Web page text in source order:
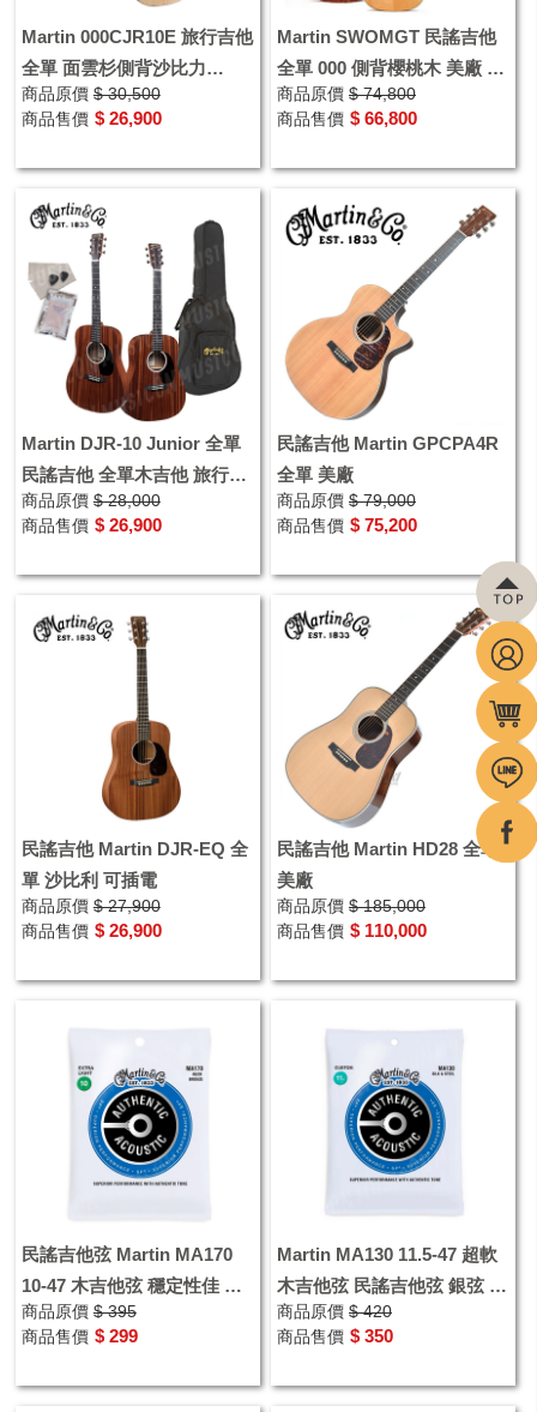
Martin 000CJR10E 旅行吉他
全單 面雲杉側背沙比力
Junior 附贈原廠琴袋
商品原價 $ 30,500
商品售價 $ 26,900
Martin SWOMGT 民謠吉他
全單 000 側背櫻桃木 美廠 附
贈原廠琴盒
商品原價 $ 74,800
商品售價 $ 66,800
Martin DJR-10 Junior 全單
民謠吉他 全單木吉他 旅行吉
他 可插電 贈原廠琴袋
商品原價 $ 28,000
商品售價 $ 26,900
民謠吉他 Martin GPCPA4R
全單 美廠
商品原價 $ 79,000
商品售價 $ 75,200
民謠吉他 Martin DJR-EQ 全
單 沙比利 可插電
商品原價 $ 27,900
商品售價 $ 26,900
民謠吉他 Martin HD28 全單
美廠
商品原價 $ 185,000
商品售價 $ 110,000
民謠吉他弦 Martin MA170
10-47 木吉他弦 穩定性佳 抗
銹 音色明亮
商品原價 $ 395
商品售價 $ 299
Martin MA130 11.5-47 超軟
木吉他弦 民謠吉他弦 銀弦 軟
弦 軟銀弦
商品原價 $ 420
商品售價 $ 350